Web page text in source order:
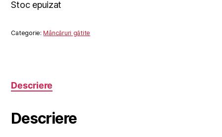
Stoc epuizat
Categorie:Mâncăruri gătite
Descriere
Descriere